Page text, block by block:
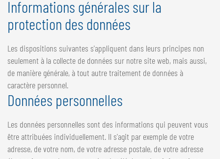
Informations générales sur la
protection des données
Les dispositions suivantes s'appliquent dans leurs principes non
seulement à la collecte de données sur notre site web, mais aussi,
de manière générale, à tout autre traitement de données à
caractère personnel.
Données personnelles
Les données personnelles sont des informations qui peuvent vous
être attribuées individuellement. Il s'agit par exemple de votre
adresse, de votre nom, de votre adresse postale, de votre adresse